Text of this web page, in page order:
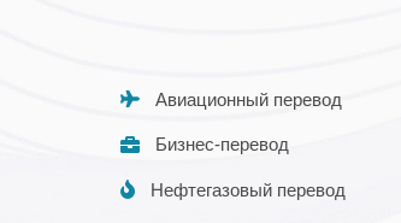
Авиационный перевод
Бизнес-перевод
Нефтегазовый перевод